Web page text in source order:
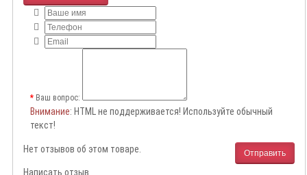
Ваш вопрос:
Внимание: HTML не поддерживается! Используйте обычный
текст!
Отправить
Нет отзывов об этом товаре.
Написать отзыв